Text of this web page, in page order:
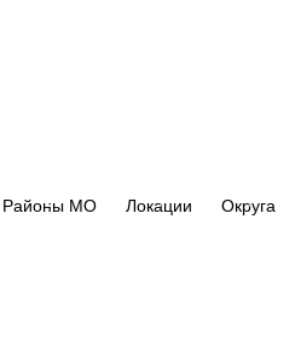
Районы МО Локации Округа